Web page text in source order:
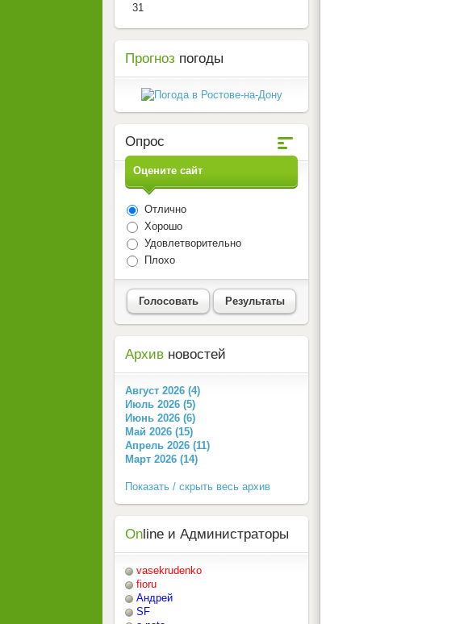
31
Прогноз погоды
Опрос
Оцените сайт
Отлично
Хорошо
Удовлетворительно
Плохо
Голосовать Результаты
Архив новостей
Август 2026 (4)
Июль 2026 (5)
Июнь 2026 (6)
Май 2026 (15)
Апрель 2026 (11)
Март 2026 (14)
Показать / скрыть весь архив
On line и Администраторы
vasekrudenko
fioru
Андрей
SF